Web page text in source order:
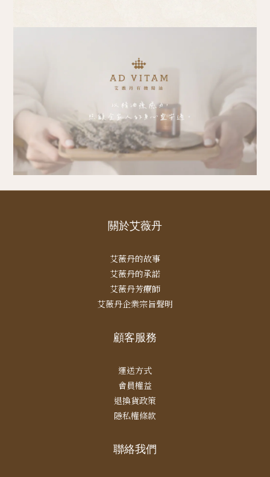
關於艾薇丹
艾薇丹的故事
艾薇丹的承諾
艾薇丹芳療師
艾薇丹企業宗旨聲明
顧客服務
運送方式
會員權益
退換貨政策
隱私權條款
聯絡我們